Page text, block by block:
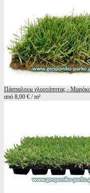
Πάσπαλουμ χλοοτάπητας -
από 8,00 € / m²